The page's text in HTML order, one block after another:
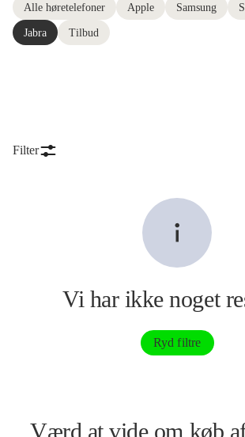
Alle høretelefoner Apple Samsung
Jabra Tilbud
Filter
Vi har ikke noget
Ryd filtre
Værd at vide om køb